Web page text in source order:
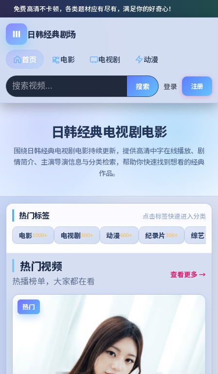
免费高清不卡顿，各类题材应有尽有，满足你的好奇心！
日韩经典剧场
首页 电影 电视剧 动漫
搜索 登录 注册
日韩经典电视剧电影
围绕日韩经典电视剧电影持续更新，提供高清中字在线播放、剧
情简介、主演导演信息与分类检索，帮助你快速找到想看的经典
作品。
热门标签 点击标签快速进入分类
电影1000+ 电视剧800+ 动漫600+ 纪录片300+ 综艺400+
热门视频
热播榜单，大家都在看
查看更多 →
热门